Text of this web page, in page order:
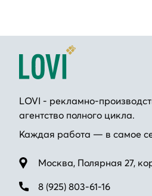
LOVI - рекламно-
агентство полного цикла.
Каждая работа — в самое
Москва, Полярная 27,
8 (925) 803-61-16